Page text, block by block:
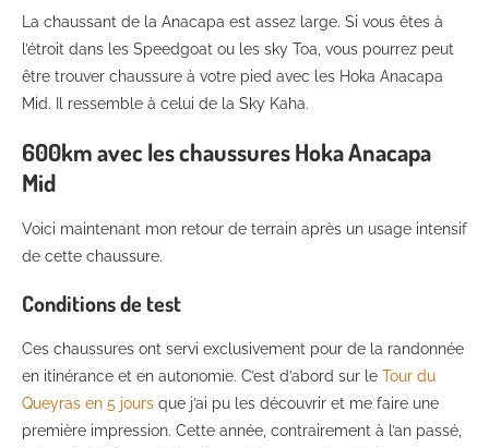
La chaussant de la Anacapa est assez large. Si vous êtes à
l’étroit dans les Speedgoat ou les sky Toa, vous pourrez peut
être trouver chaussure à votre pied avec les Hoka Anacapa
Mid. Il ressemble à celui de la Sky Kaha.
600km avec les chaussures Hoka Anacapa
Mid
Voici maintenant mon retour de terrain après un usage intensif
de cette chaussure.
Conditions de test
Ces chaussures ont servi exclusivement pour de la randonnée
en itinérance et en autonomie. C’est d’abord sur le Tour du
Queyras en 5 jours que j’ai pu les découvrir et me faire une
première impression. Cette année, contrairement à l’an passé,